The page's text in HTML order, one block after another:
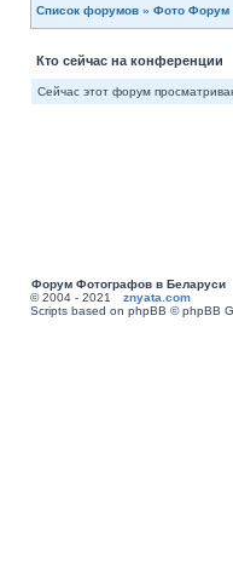
Список форумов » Фото Форум
Кто сейчас на конференции
Сейчас этот форум
Форум Фотографов в Беларуси
© 2004 - 2021 znyata.com
Scripts based on phpBB © phpBB